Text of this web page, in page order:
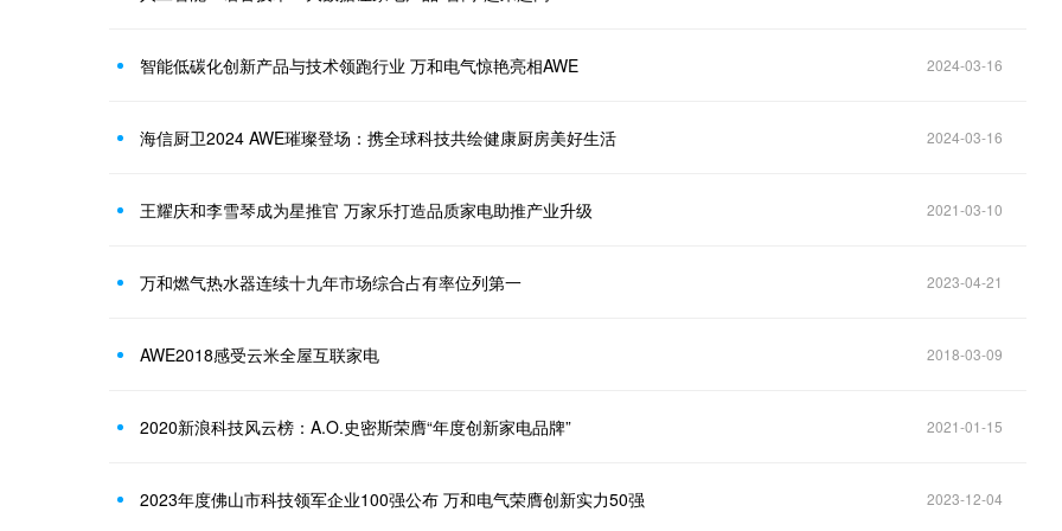
智能低碳化创新产品与技术领跑行业 万和电气惊艳亮相AWE 2024-03-16
海信厨卫2024 AWE璀璨登场：携全球科技共绘健康厨房美好生活 2024-03-16
王耀庆和李雪琴成为星推官 万家乐打造品质家电助推产业升级 2021-03-10
万和燃气热水器连续十九年市场综合占有率位列第一 2023-04-21
AWE2018感受云米全屋互联家电 2018-03-09
2020新浪科技风云榜：A.O.史密斯荣膺“年度创新家电品牌” 2021-01-15
2023年度佛山市科技领军企业100强公布 万和电气荣膺创新实力50强 2023-12-04